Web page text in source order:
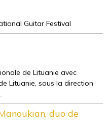
Guitar Festival
de Lituanie avec
Lituanie, sous la direction
duo de